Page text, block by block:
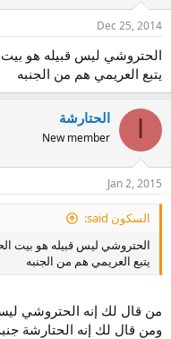
Dec 25, 2014
الحتروشي ليس قبيله هو بيت
يتبع العريمي هم من الجنبه
الحتارشة
New member
Jan 2, 2015
السكون said:
الحتروشي ليس قبيله هو بيت
يتبع العريمي هم من الجنبه
من قال لك إنه الحتروشي
ومن قال لك إنه الحتارشة